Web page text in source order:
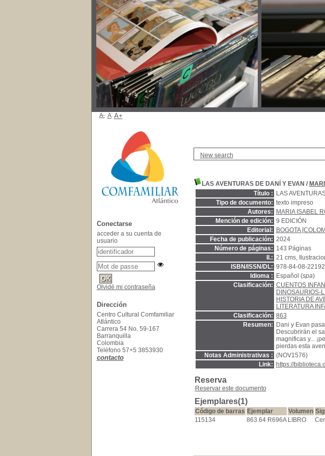
New search
LAS AVENTURAS DE DANÍ Y EVAN /
Título :
LAS
Tipo de documento: texto impreso
Autores:
MARIA ISABEL
Mención de edición: 9 EDICIÓN
Editorial:
BOGOTA
Fecha de publicación: 2024
Número de páginas: 143 Páginas
Il.: 21 cms,
ISBN/ISSN/DL: 978-84-08-
Idioma :
Español (spa)
Clasificación: CUENTOS
DINOSAURIOS-
HISTORIA DE
LITERATURA
Clasificación: 863
Resumen:
Dani y Evan
Descubrirán el
magnificas y...
pierdas esta
Notas Administrativas : (NOV1576)
Link:
https://
Reserva
Reservar este documento
Ejemplares(1)
Código de barras Ejemplar Volumen
115134
863.64 R696A LIBRO
A- A A+
Conectarse
acceder a su cuenta de
usuario
Olvidé mi contraseña
Dirección
Centro Cultural Comfamiliar
Atlántico
Carrera 54 No. 59-167
Barranquilla
Colombia
Teléfono 57+5 3853930
contacto